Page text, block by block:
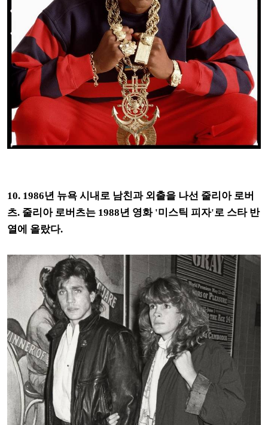
10. 1986년 뉴욕 시내로 남친과 외출을 나선 줄리아 로버
츠. 줄리아 로버츠는 1988년 영화 '미스틱 피자'로 스타 반
열에 올랐다.